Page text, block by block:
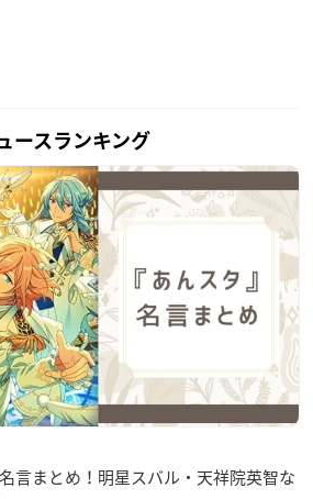
ースランキング
言まとめ！明星スバル・天祥院英智な